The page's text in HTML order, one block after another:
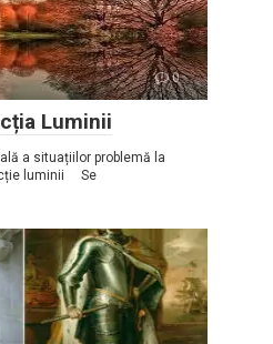
0
Luminii
a situațiilor problemă la
luminii Se